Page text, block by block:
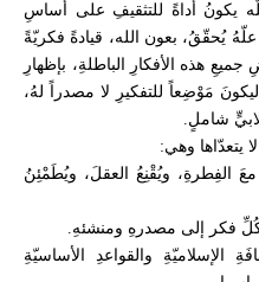
يكونُ أداةً للتثقيفِ على أساسِ
علّهُ يُحقّقُ، بعون الله، قيادةً فكريّةً
هذه الأفكارِ الباطلةِ، بإظهارِ
مَوْضِعاً للتفكيرِ لا مصدراً لهُ،
شاملٍ.
يتعدّاها وهي:
الفِطرةِ، ويُقْنِعُ العقلَ، ويُطَمْئِنُ
والقواعدِ الأساسيّةِ